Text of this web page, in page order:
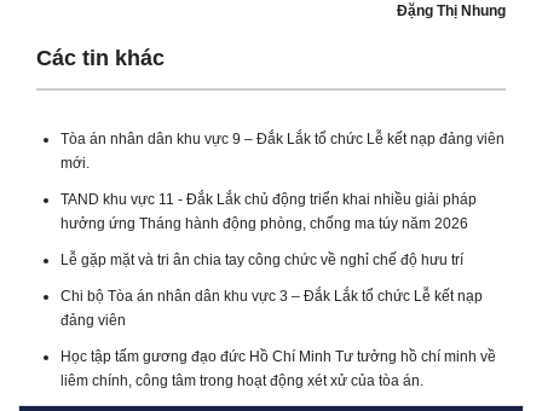
Đặng Thị Nhung
Các tin khác
Tòa án nhân dân khu vực 9 – Đắk Lắk tổ chức Lễ kết nạp đảng viên
mới.
TAND khu vực 11 - Đắk Lắk chủ động triển khai nhiều giải pháp
hưởng ứng Tháng hành động phòng, chống ma túy năm 2026
Lễ gặp mặt và tri ân chia tay công chức về nghỉ chế độ hưu trí
Chi bộ Tòa án nhân dân khu vực 3 – Đắk Lắk tổ chức Lễ kết nạp
đảng viên
Học tập tấm gương đạo đức Hồ Chí Minh Tư tưởng hồ chí minh về
liêm chính, công tâm trong hoạt động xét xử của tòa án.